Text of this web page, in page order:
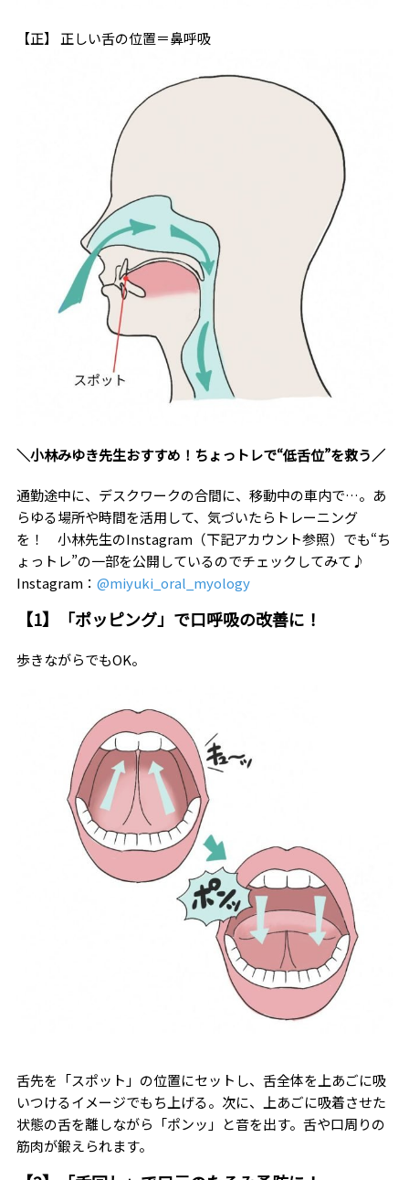
【正】 正しい舌の位置＝鼻呼吸
＼小林みゆき先生おすすめ！ちょっトレで“低舌位”を救う／
通勤途中に、デスクワークの合間に、移動中の車内で…。あ
らゆる場所や時間を活用して、気づいたらトレーニング
を！ 小林先生のInstagram（下記アカウント参照）でも“ち
ょっトレ”の一部を公開しているのでチェックしてみて♪
Instagram： @miyuki_oral_myology
【1】「ポッピング」で口呼吸の改善に！
歩きながらでもOK。
舌先を「スポット」の位置にセットし、舌全体を上あごに吸
いつけるイメージでもち上げる。次に、上あごに吸着させた
状態の舌を離しながら「ポンッ」と音を出す。舌や口周りの
筋肉が鍛えられます。